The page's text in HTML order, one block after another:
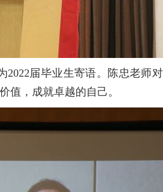
届毕业生寄语。陈忠老师
值，成就卓越的自己。